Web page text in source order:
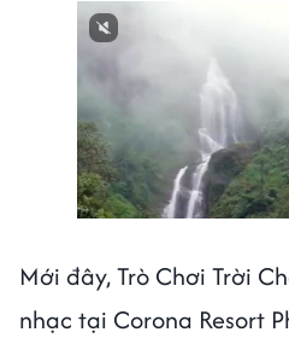
Mới đây, Trò Chơi Trời
nhạc tại Corona Resort